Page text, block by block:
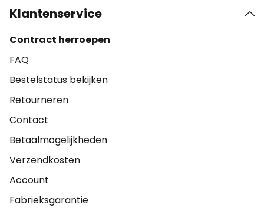
Klantenservice
Contract herroepen
FAQ
Bestelstatus bekijken
Retourneren
Contact
Betaalmogelijkheden
Verzendkosten
Account
Fabrieksgarantie